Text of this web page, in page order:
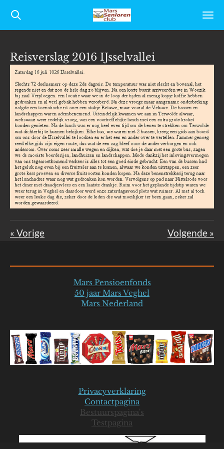
Ga
direct
de
Reisverslag 2016 IJsselvallei
« Vorige Volgende »
Mars Pensioenfonds
50 jaar Mars Veghel
Mars Nederland
Privacyverklaring
Contactpagina
Bestuurspagina's
Testpagina